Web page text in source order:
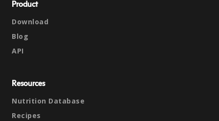
Product
Download
Blog
API
Resources
Nutrition Database
Recipes